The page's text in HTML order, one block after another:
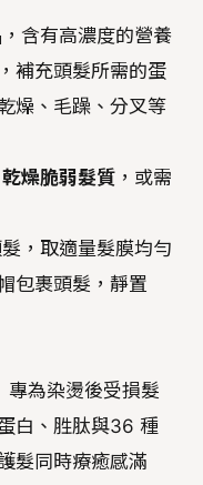
，含有高濃度的營養
補充頭髮所需的蛋
燥、毛躁、分叉等
乾燥脆弱髮質 ，或需
，取適量髮膜均勻
包裹頭髮，靜置
專為染燙後受損髮
白、胜肽與36 種
髮同時療癒感滿